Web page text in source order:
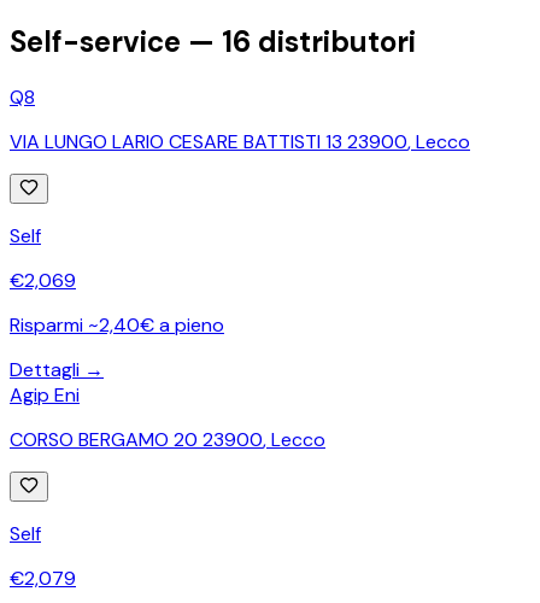
Self-service — 16 distributori
Q8
VIA LUNGO LARIO CESARE BATTISTI 13 23900,Lecco
Self
€2,069
Risparmi ~2,40€ a pieno
Dettagli →
Agip Eni
CORSO BERGAMO 20 23900,Lecco
Self
€2,079